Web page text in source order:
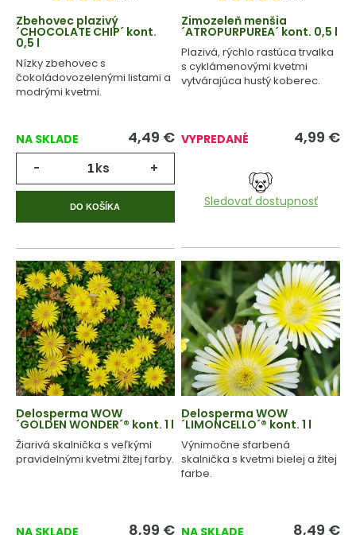
Zbehovec plazivý
´CHOCOLATE CHIP´ kont.
0,5 l
Nízky zbehovec s
čokoládovozelenými listami a
modrými kvetmi.
NA SKLADE 4,49 €
- ks +
DO KOŠÍKA
Zimozeleň menšia
´ATROPURPUREA´ kont. 0,5 l
Plazivá, rýchlo rastúca trvalka
s cyklámenovými kvetmi
vytvárajúca hustý koberec.
VYPREDANÉ 4,99 €
Sledovať dostupnosť
Delosperma WOW
´GOLDEN WONDER´® kont. 1 l
Žiarivá skalnička s veľkými
pravidelnými kvetmi žltej farby.
8,99 €
Delosperma WOW
´LIMONCELLO´® kont. 1 l
Výnimočne sfarbená
skalnička s kvetmi bielej a žltej
farbe.
8,49 €